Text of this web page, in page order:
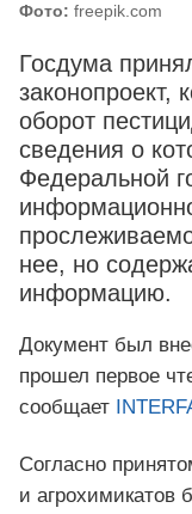
Фото: freepik.com
Госдума
законопроект,
оборот
сведения о
Федеральной
нее, но
информацию.
Документ был
прошел первое
сообщает
Согласно
и агрохимикатов